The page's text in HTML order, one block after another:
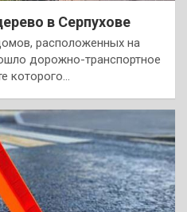
в Серпухове
расположенных на
дорожно-транспортное
которого…